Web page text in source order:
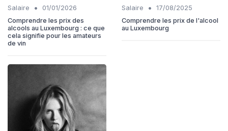
Salaire •
01/01/2026
Comprendre les prix des
alcools au Luxembourg : ce que
cela signifie pour les amateurs
de vin
Salaire •
17/08/2025
Comprendre les prix de l'alcool
au Luxembourg